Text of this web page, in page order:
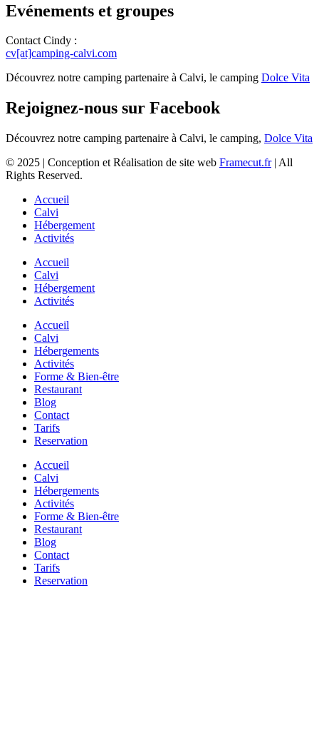
Evénements et groupes
Contact Cindy :
cv[at]camping-calvi.com
Découvrez notre camping partenaire à Calvi, le camping Dolce Vita
Rejoignez-nous sur Facebook
Découvrez notre camping partenaire à Calvi, le camping, Dolce Vita
© 2025 | Conception et Réalisation de site web Framecut.fr| All
Rights Reserved.
Accueil
Calvi
Hébergement
Activités
Accueil
Calvi
Hébergement
Activités
Accueil
Calvi
Hébergements
Activités
Forme & Bien-être
Restaurant
Blog
Contact
Tarifs
Reservation
Accueil
Calvi
Hébergements
Activités
Forme & Bien-être
Restaurant
Blog
Contact
Tarifs
Reservation